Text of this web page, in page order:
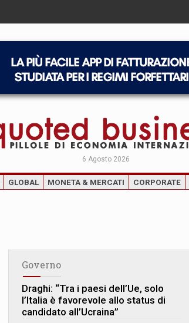
6 Agosto 2026
GLOBAL MONETA & MERCATI CORPORATE
Governo
Draghi: “Tra i paesi dell’Ue, solo
l’Italia è favorevole allo status di
candidato all’Ucraina”